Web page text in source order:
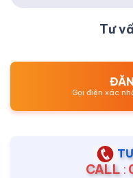
Tư
Gọi điện xác
CALL :